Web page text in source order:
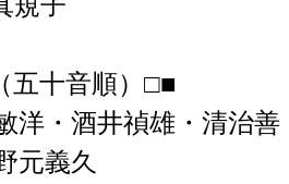
五十音順）□■
洋・酒井禎雄・清治善
元義久